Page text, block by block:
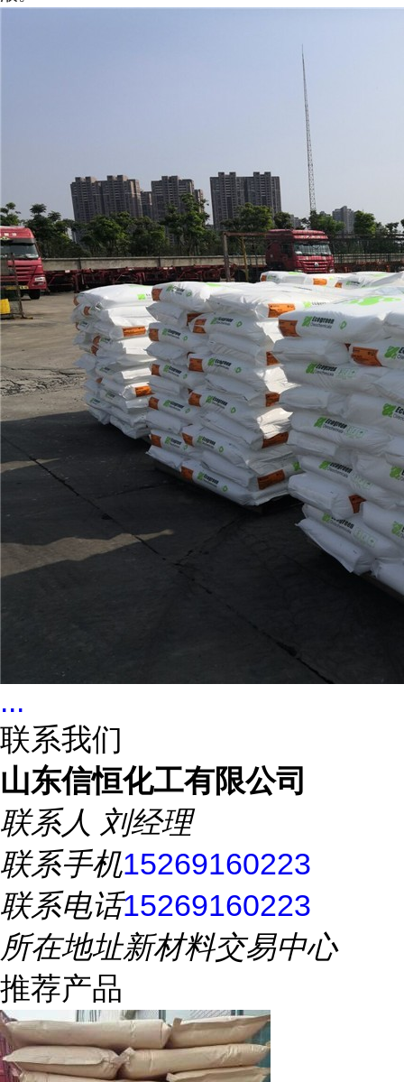
...
联系我们
山东信恒化工有限公司
联系人 刘经理
联系手机15269160223
联系电话15269160223
所在地址新材料交易中心
推荐产品